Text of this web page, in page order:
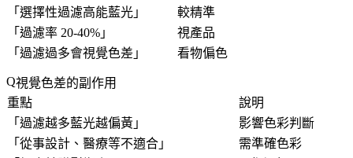
「 選擇性過濾高能藍光 」
較精準
「 過濾率 20-40% 」
視產品
「 過濾過多會視覺色差 」 看物偏色
視覺色差的副作用
重點
說明
「 過濾越多藍光越偏黃 」
影響色彩判斷
「 從事設計、醫療等不適合 」
需準確色彩